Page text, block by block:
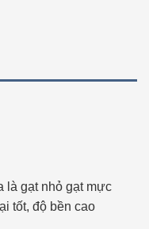
là gạt nhỏ gạt mực
tốt, độ bền cao